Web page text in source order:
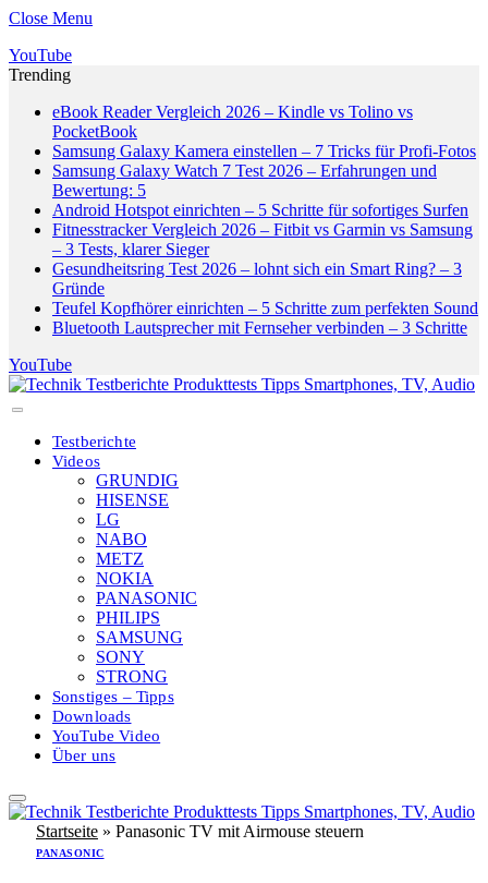
Close Menu
YouTube
Trending
eBook Reader Vergleich 2026 – Kindle vs Tolino vs
PocketBook
Samsung Galaxy Kamera einstellen – 7 Tricks für Profi-Fotos
Samsung Galaxy Watch 7 Test 2026 – Erfahrungen und
Bewertung: 5
Android Hotspot einrichten – 5 Schritte für sofortiges Surfen
Fitnesstracker Vergleich 2026 – Fitbit vs Garmin vs Samsung
– 3 Tests, klarer Sieger
Gesundheitsring Test 2026 – lohnt sich ein Smart Ring? – 3
Gründe
Teufel Kopfhörer einrichten – 5 Schritte zum perfekten Sound
Bluetooth Lautsprecher mit Fernseher verbinden – 3 Schritte
YouTube
Testberichte
Videos
GRUNDIG
HISENSE
LG
NABO
METZ
NOKIA
PANASONIC
PHILIPS
SAMSUNG
SONY
STRONG
Sonstiges – Tipps
Downloads
YouTube Video
Über uns
Startseite » Panasonic TV mit Airmouse steuern
PANASONIC